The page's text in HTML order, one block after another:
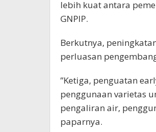
lebih kuat antara
GNPIP.
Berkutnya,
perluasan
”Ketiga, penguatan
penggunaan varietas
pengaliran air,
paparnya.